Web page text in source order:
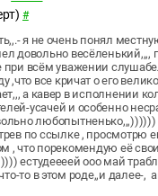
#
я не очень понял
довольно весёленький,,,,
при всём уважении
,что все кричат о его
а кавер в исполнении
усачей и особенно
любопытненько,,,))))))
по ссылке , просмотрю
, что порекомендую её
естудеееей ооо май
то в этом роде,,и далее-,